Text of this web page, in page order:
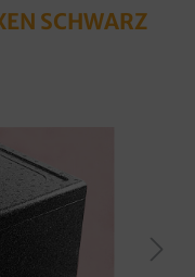
SCHWARZ